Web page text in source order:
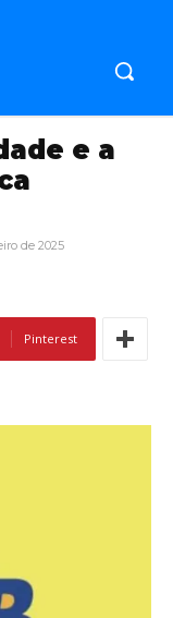
e a
de 2025
Pinterest